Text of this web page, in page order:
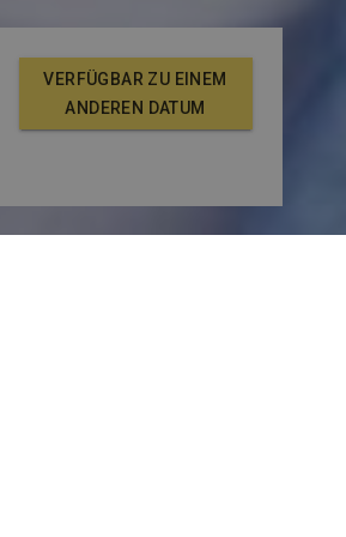
VERFÜGBAR ZU EINEM
ANDEREN DATUM